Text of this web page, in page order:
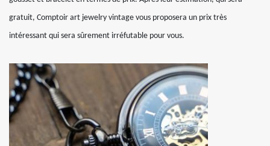
gratuit, Comptoir art jewelry vintage vous proposera un prix très
intéressant qui sera sûrement irréfutable pour vous.